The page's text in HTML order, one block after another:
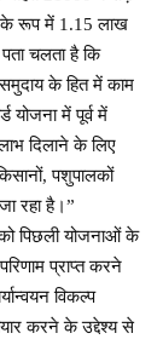
के रूप में 1.15 लाख
चलता है कि
के हित में काम
योजना में पूर्व में
दिलाने के लिए
पशुपालकों
रहा है।”
पिछली योजनाओं के
प्राप्त करने
विकल्प
करने के उद्देश्य से